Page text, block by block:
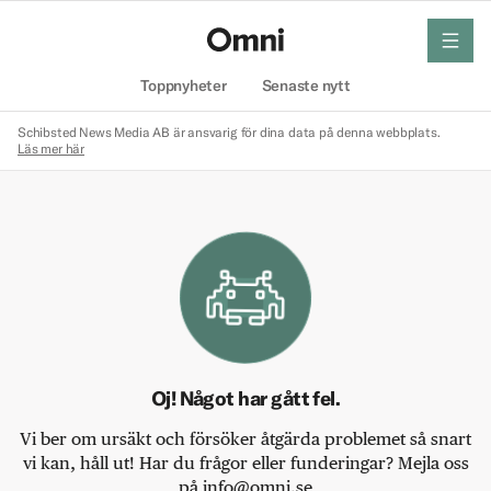
Toppnyheter Senaste nytt
meny
Schibsted News Media AB är ansvarig för dina data på denna webbplats.
Läs mer här
Oj! Något har gått fel.
Vi ber om ursäkt och försöker åtgärda problemet så snart
vi kan, håll ut! Har du frågor eller funderingar? Mejla oss